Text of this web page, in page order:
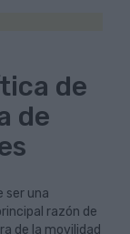
de
de
ser una
razón de
de la movilidad